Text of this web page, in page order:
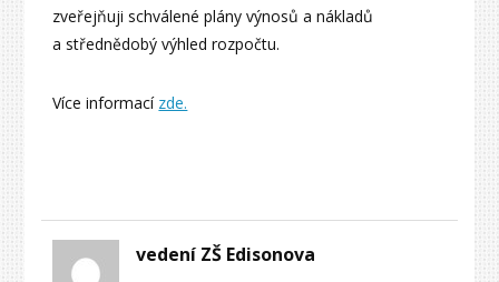
zveřejňuji schválené plány výnosů a nákladů
a střednědobý výhled rozpočtu.
Více informací zde.
vedení ZŠ Edisonova